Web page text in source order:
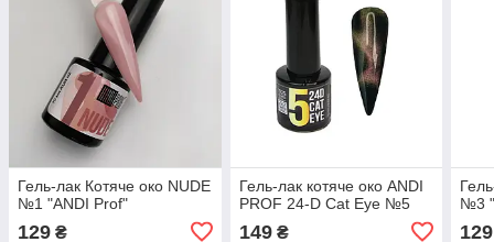
Гель-лак Котяче око NUDE
№1 "ANDI Prof"
129 ₴
Гель-лак котяче око ANDI
PROF 24-D Cat Eye №5
149₴
№3
129